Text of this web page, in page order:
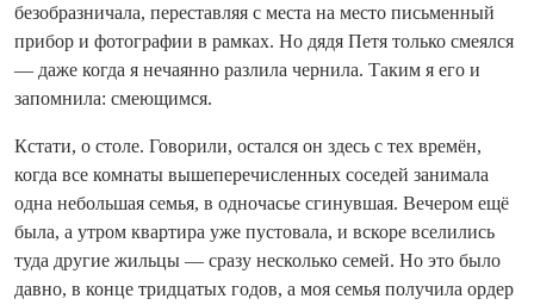
безобразничала, переставляя с места на место письменный
прибор и фотографии в рамках. Но дядя Петя только смеялся
— даже когда я нечаянно разлила чернила. Таким я его и
запомнила: смеющимся.
Кстати, о столе. Говорили, остался он здесь с тех времён,
когда все комнаты вышеперечисленных соседей занимала
одна небольшая семья, в одночасье сгинувшая. Вечером ещё
была, а утром квартира уже пустовала, и вскоре вселились
туда другие жильцы — сразу несколько семей. Но это было
давно, в конце тридцатых годов, а моя семья получила ордер